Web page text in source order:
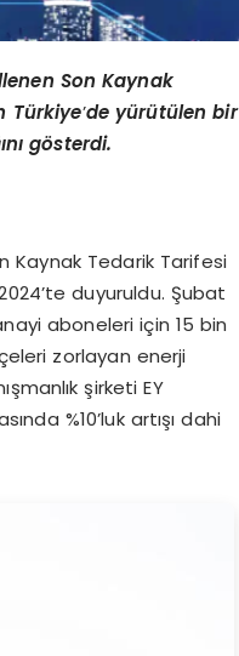
Son Kaynak
Türkiye’de yürütülen bir
gösterdi.
Kaynak Tedarik Tarifesi
duyuruldu. Şubat
aboneleri için 15 bin
zorlayan enerji
şirketi EY
%10’luk artışı dahi